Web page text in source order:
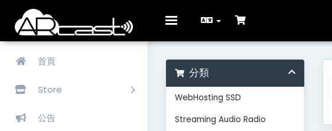
Toggle
首頁
Store
公告
分類
WebHosting SSD
Streaming Audio Radio